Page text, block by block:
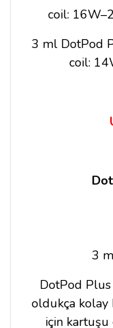
coil:
3 ml DotPod
coil:
3
DotPod
oldukça
için kartuşu